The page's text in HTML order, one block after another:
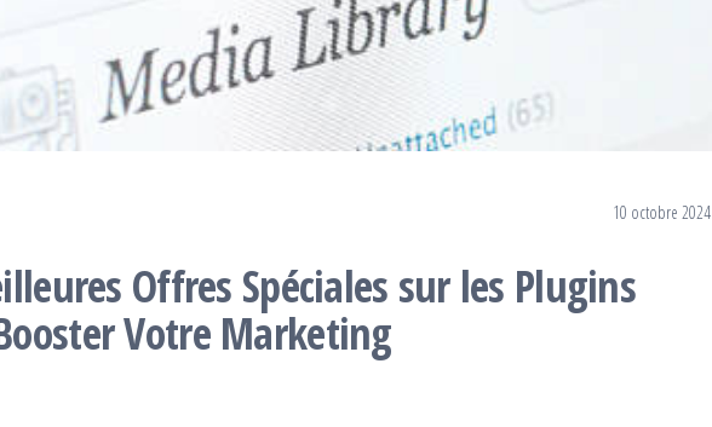
10 octobre 2024
Offres Spéciales sur les Plugins
Votre Marketing